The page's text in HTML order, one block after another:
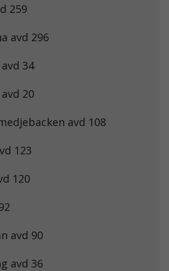
259
avd 296
34
20
avd 108
123
120
avd 90
avd 36